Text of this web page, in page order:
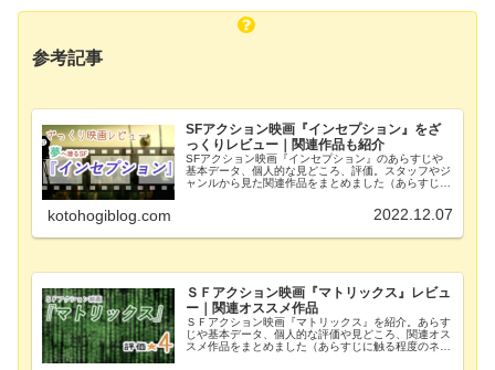
参考記事
SFアクション映画『インセプション』をざ
っくりレビュー｜関連作品も紹介
SFアクション映画『インセプション』のあらすじや
基本データ、個人的な見どころ、評価。スタッフやジ
ャンルから見た関連作品をまとめました（あらすじに
たSF設定が親しみやすいオススメ映画です。
kotohogiblog.com 2022.12.07
ＳＦアクション映画『マトリックス』レビュ
ー｜関連オススメ作品
ＳＦアクション映画『マトリックス』を紹介。あらす
じや基本データ、個人的な評価や見どころ、関連オス
スメ作品をまとめました（あらすじに触る程度のネタ